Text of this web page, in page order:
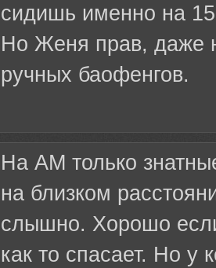
сидишь именно на
Но Женя прав, даже
ручных баофенгов.
На АМ только
на близком
слышно. Хорошо
как то спасает. Но у